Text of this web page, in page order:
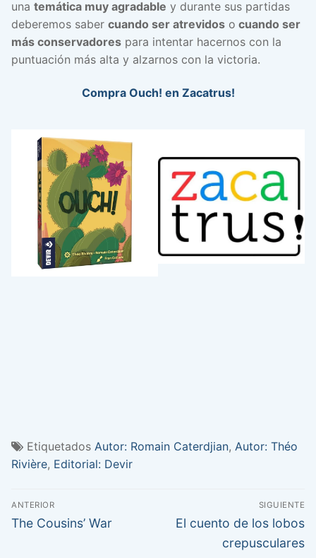
una temática muy agradable y durante sus partidas
deberemos saber cuando ser atrevidos o cuando ser
más conservadores para intentar hacernos con la
puntuación más alta y alzarnos con la victoria.
Compra Ouch! en Zacatrus!
Etiquetados Autor: Romain Caterdjian, Autor: Théo
Rivière, Editorial: Devir
Navegación
de
ANTERIOR
Entrada
The Cousins’ War
SIGUIENTE
Entrada
siguiente:
El cuento de los lobos
crepusculares